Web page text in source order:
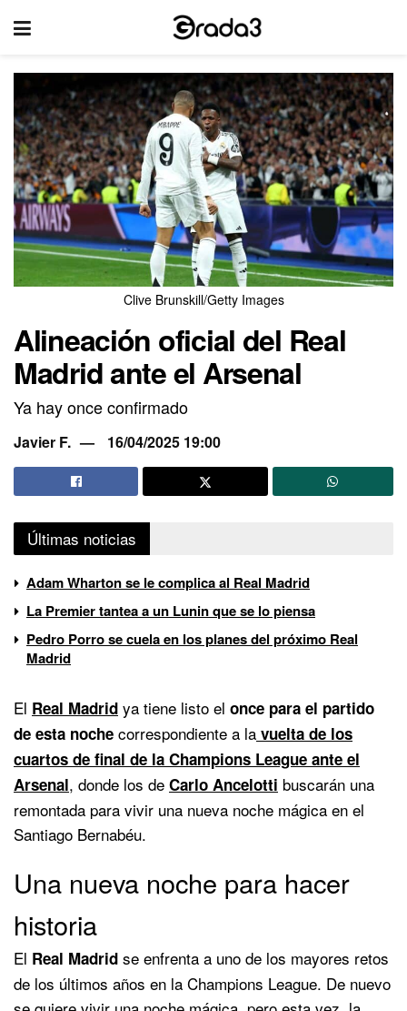
Clive Brunskill/Getty Images
Alineación oficial del Real
Madrid ante el Arsenal
Ya hay once confirmado
Javier F. 16/04/2025 19:00
Últimas noticias
Adam Wharton se le complica al Real Madrid
La Premier tantea a un Lunin que se lo piensa
Pedro Porro se cuela en los planes del próximo Real
Madrid
El Real Madrid ya tiene listo el once para el partido
de esta noche correspondiente a la vuelta de los
cuartos de final de la Champions League ante el
Arsenal, donde los de Carlo Ancelotti buscarán una
remontada para vivir una nueva noche mágica en el
Santiago Bernabéu.
Una nueva noche para hacer
historia
El Real Madrid se enfrenta a uno de los mayores retos
de los últimos años en la Champions League. De nuevo